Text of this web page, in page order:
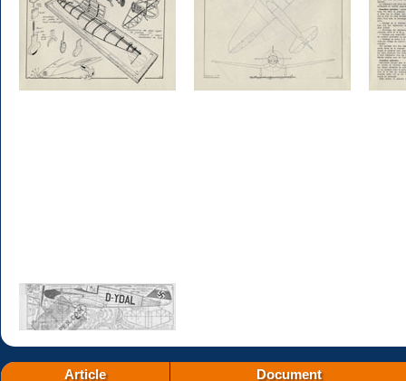
Article Document